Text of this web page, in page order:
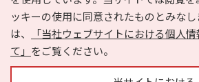
ッキーの使用に同意されたものとみな
は、
「当社ウェブサイトにおける個人
て」 をご覧ください。
利用規約
個人情報の取り扱いについて
サイトマップ
広告掲載に関するお